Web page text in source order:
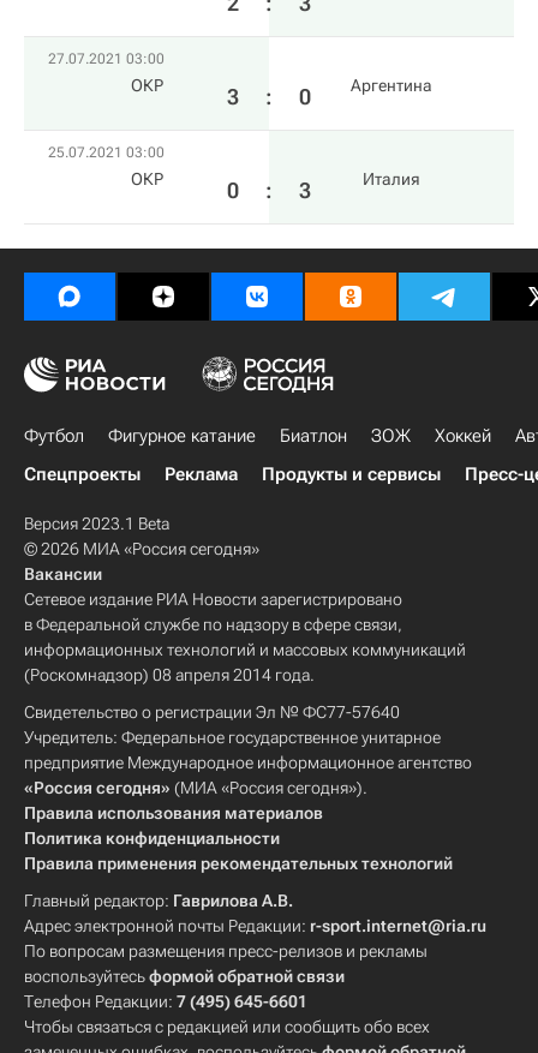
27.07.2021 03:00
ОКР 3 : 0 Аргентина
25.07.2021 03:00
ОКР 0 : 3 Италия
Футбол Фигурное катание Биатлон ЗОЖ Хоккей
Спецпроекты
Реклама Продукты и сервисы Пресс-
Версия 2023.1 Beta
© 2026 МИА «Россия сегодня»
Вакансии
Сетевое издание РИА Новости зарегистрировано
в Федеральной службе по надзору в сфере связи,
информационных технологий и массовых коммуникаций
(Роскомнадзор) 08 апреля 2014 года.
Свидетельство о регистрации Эл № ФС77-57640
Учредитель: Федеральное государственное унитарное
предприятие Международное информационное агентство
«Россия сегодня» (МИА «Россия сегодня»).
Правила использования материалов
Политика конфиденциальности
Правила применения рекомендательных технологий
Главный редактор: Гаврилова А.В.
Адрес электронной почты Редакции: r-sport.internet@ria.ru
По вопросам размещения пресс-релизов и рекламы
воспользуйтесьформой обратной связи
Телефон Редакции: 7 (495) 645-6601
Чтобы связаться с редакцией или сообщить обо всех